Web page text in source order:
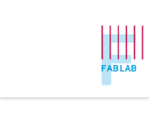
Zum Inhalt springen